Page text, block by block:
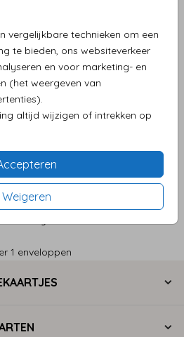
vergelijkbare technieken om een
te bieden, ons websiteverkeer
en voor marketing- en
(het weergeven van
altijd wijzigen of intrekken op
Weigeren
en supersnelle levering
je product maken
1 enveloppen